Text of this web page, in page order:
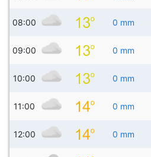
08:00 0 mm
09:00 0 mm
10:00 0 mm
11:00 0 mm
12:00 0 mm